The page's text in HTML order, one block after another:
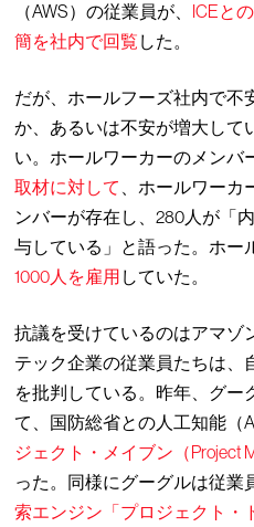
（AWS）の従業員が、 ICEと
簡を社内で回覧 した。
だが、ホールフーズ社内で不
か、あるいは不安が増大して
い。ホールワーカーのメンバ
取材に対して
、ホールワー
ンバーが存在し、280人が「
与している」と語った。ホー
1000人を雇用 していた。
抗議を受けているのはアマゾ
テック企業の従業員たちは、
を批判している。昨年、グー
て、国防総省との人工知能（
ジェクト・メイブン（Project
った。同様にグーグルは従業
索エンジン「プロジェクト・